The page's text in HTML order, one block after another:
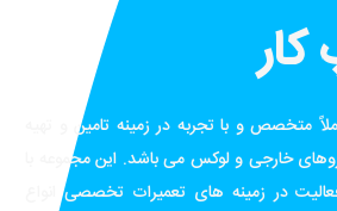
متخصص و با تجربه در زمینه تامین و تهیه
خارجی و لوکس می باشد. این مجموعه با
در زمینه های تعمیرات تخصصی انواع